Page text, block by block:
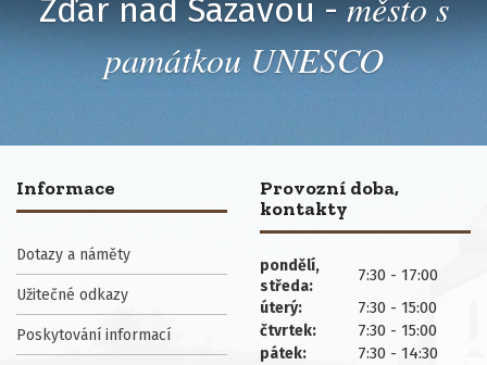
Žďár nad Sázavou -
památkou UNESCO
Informace
Dotazy a náměty
Užitečné odkazy
Poskytování informací
Provozní doba,
kontakty
pondělí,
středa:
7:30 - 17:00
úterý: 7:30 - 15:00
čtvrtek: 7:30 - 15:00
pátek:
7:30 - 14:30